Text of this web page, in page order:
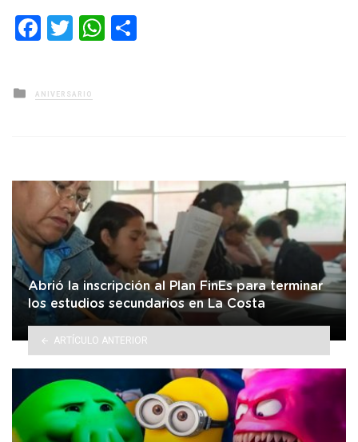
Facebook
TwitterWhatsApp
Posted
in
ANIVERSARIO
Abrió la inscripción al Plan FinEs para terminar
los estudios secundarios en La Costa
ARTÍCULO ANTERIOR